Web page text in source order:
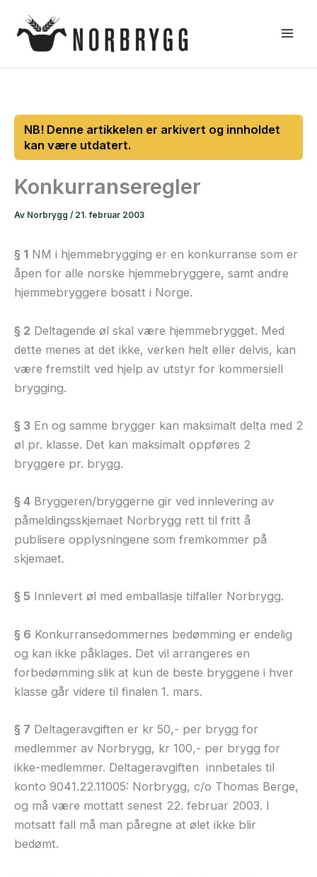
rett
Konkurranseregler
Av Norbrygg / 21. februar 2003
§ 1 NM i hjemmebrygging er en konkurranse som er
åpen for alle norske hjemmebryggere, samt andre
hjemmebryggere bosatt i Norge.
§ 2 Deltagende øl skal være hjemmebrygget. Med
dette menes at det ikke, verken helt eller delvis, kan
være fremstilt ved hjelp av utstyr for kommersiell
brygging.
§ 3 En og samme brygger kan maksimalt delta med 2
øl pr. klasse. Det kan maksimalt oppføres 2
bryggere pr. brygg.
§ 4 Bryggeren/bryggerne gir ved innlevering av
påmeldingsskjemaet Norbrygg rett til fritt å
publisere opplysningene som fremkommer på
skjemaet.
§ 5 Innlevert øl med emballasje tilfaller Norbrygg.
§ 6 Konkurransedommernes bedømming er endelig
og kan ikke påklages. Det vil arrangeres en
forbedømming slik at kun de beste bryggene i hver
klasse går videre til finalen 1. mars.
§ 7 Deltageravgiften er kr 50,- per brygg for
medlemmer av Norbrygg, kr 100,- per brygg for
ikke-medlemmer. Deltageravgiften innbetales til
konto 9041.22.11005: Norbrygg, c/o Thomas Berge,
og må være mottatt senest 22. februar 2003. I
motsatt fall må man påregne at ølet ikke blir
bedømt.